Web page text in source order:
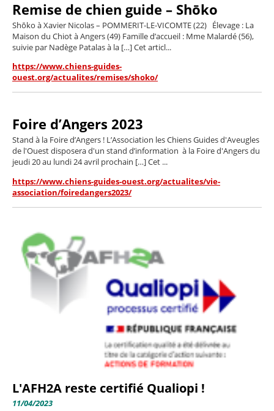
Remise de chien guide – Shōko
Shōko à Xavier Nicolas – POMMERIT-LE-VICOMTE (22) Élevage : La
Maison du Chiot à Angers (49) Famille d’accueil : Mme Malardé (56),
suivie par Nadège Patalas à la […] Cet articl...
https://www.chiens-guides-
ouest.org/actualites/remises/shoko/
Foire d’Angers 2023
Stand à la Foire d’Angers ! L’Association les Chiens Guides d'Aveugles
de l'Ouest disposera d'un stand d’information à la Foire d'Angers du
jeudi 20 au lundi 24 avril prochain […] Cet ...
https://www.chiens-guides-ouest.org/actualites/vie-
association/foiredangers2023/
L'AFH2A reste certifié Qualiopi !
11/04/2023